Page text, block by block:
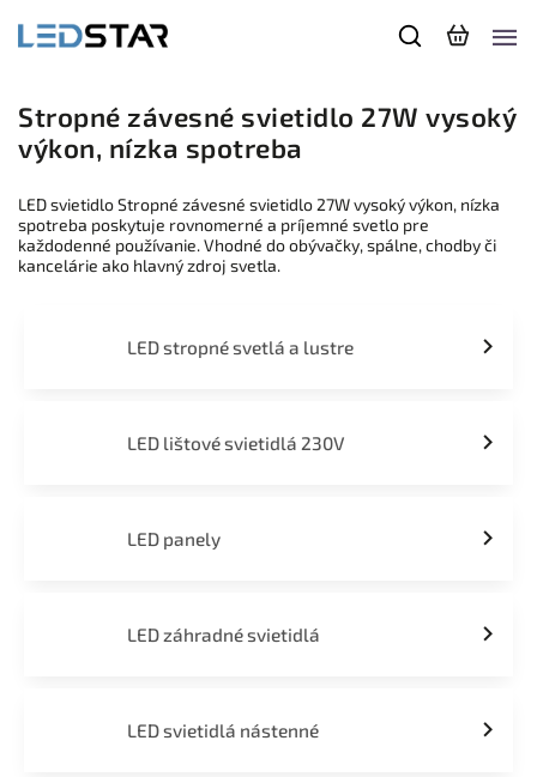
Stropné závesné svietidlo 27W vysoký
výkon, nízka spotreba
LED svietidlo Stropné závesné svietidlo 27W vysoký výkon, nízka
spotreba poskytuje rovnomerné a príjemné svetlo pre
každodenné používanie. Vhodné do obývačky, spálne, chodby či
kancelárie ako hlavný zdroj svetla.
LED stropné svetlá a lustre
LED lištové svietidlá 230V
LED panely
LED záhradné svietidlá
LED svietidlá nástenné